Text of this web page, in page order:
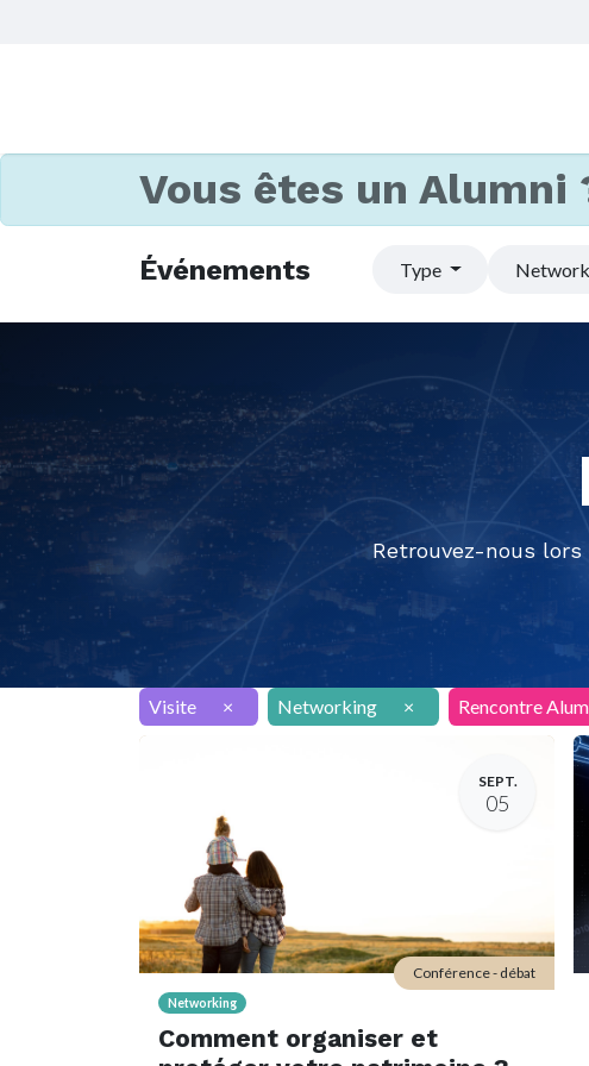
Vous êtes un Alumni
Événements Type
Retrouvez-nous
Visite × Networking × Rencontre
SEPT.
05
Networking
Comment organiser et
Conférence - débat